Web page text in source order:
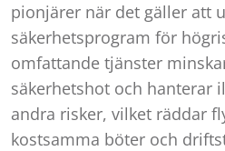
pionjärer när det gäller att
säkerhetsprogram för
omfattande tjänster
säkerhetshot och hanterar
andra risker, vilket räddar
kostsamma böter och